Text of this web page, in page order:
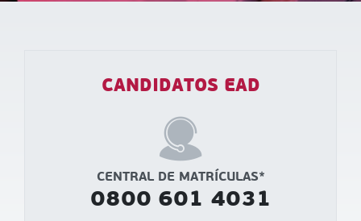
CANDIDATOS EAD
CENTRAL DE MATRÍCULAS*
0800 601 4031